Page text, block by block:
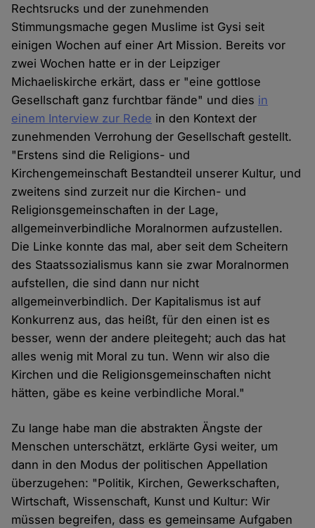
Rechtsrucks und der zunehmenden
Stimmungsmache gegen Muslime ist Gysi seit
einigen Wochen auf einer Art Mission. Bereits vor
zwei Wochen hatte er in der Leipziger
Michaeliskirche erkärt, dass er "eine gottlose
Gesellschaft ganz furchtbar fände" und dies in
einem Interview zur Rede in den Kontext der
zunehmenden Verrohung der Gesellschaft gestellt.
"Erstens sind die Religions- und
Kirchengemeinschaft Bestandteil unserer Kultur, und
zweitens sind zurzeit nur die Kirchen- und
Religionsgemeinschaften in der Lage,
allgemeinverbindliche Moralnormen aufzustellen.
Die Linke konnte das mal, aber seit dem Scheitern
des Staatssozialismus kann sie zwar Moralnormen
aufstellen, die sind dann nur nicht
allgemeinverbindlich. Der Kapitalismus ist auf
Konkurrenz aus, das heißt, für den einen ist es
besser, wenn der andere pleitegeht; auch das hat
alles wenig mit Moral zu tun. Wenn wir also die
Kirchen und die Religionsgemeinschaften nicht
hätten, gäbe es keine verbindliche Moral."
Zu lange habe man die abstrakten Ängste der
Menschen unterschätzt, erklärte Gysi weiter, um
dann in den Modus der politischen Appellation
überzugehen: "Politik, Kirchen, Gewerkschaften,
Wirtschaft, Wissenschaft, Kunst und Kultur: Wir
müssen begreifen, dass es gemeinsame Aufgaben